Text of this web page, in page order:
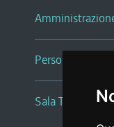
Persone e Uffici
Sala Tiziano